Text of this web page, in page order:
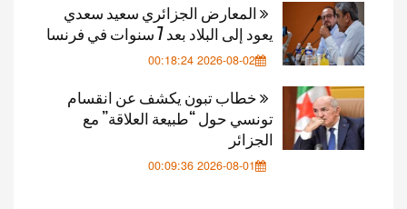
المعارض الجزائري سعيد سعدي
يعود إلى البلاد بعد 7 سنوات في فرنسا
2026-08-02 00:18:24
خطاب تبون يكشف عن انقسام
تونسي حول “طبيعة العلاقة” مع
الجزائر
2026-08-01 00:09:36